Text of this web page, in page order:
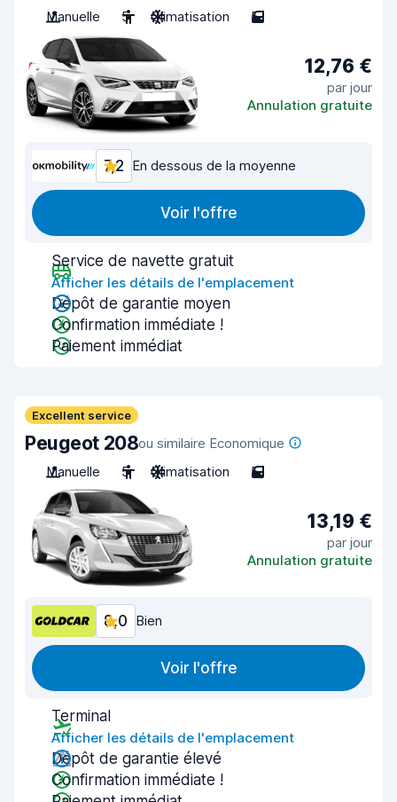
Manuelle
5 Climatisation 5
12,76 €
par jour
Annulation gratuite
7,2 En dessous de la moyenne
Voir l'offre
Service de navette gratuit
Afficher les détails de l'emplacement
Dépôt de garantie moyen
Confirmation immédiate !
Paiement immédiat
Excellent service
Peugeot 208ou similaire Economique
Manuelle
5 Climatisation 5
13,19 €
par jour
Annulation gratuite
8,0 Bien
Voir l'offre
Terminal
Afficher les détails de l'emplacement
Dépôt de garantie élevé
Confirmation immédiate !